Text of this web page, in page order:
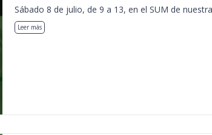
Sábado 8 de julio, de 9 a 13, en el SUM de
Leer más